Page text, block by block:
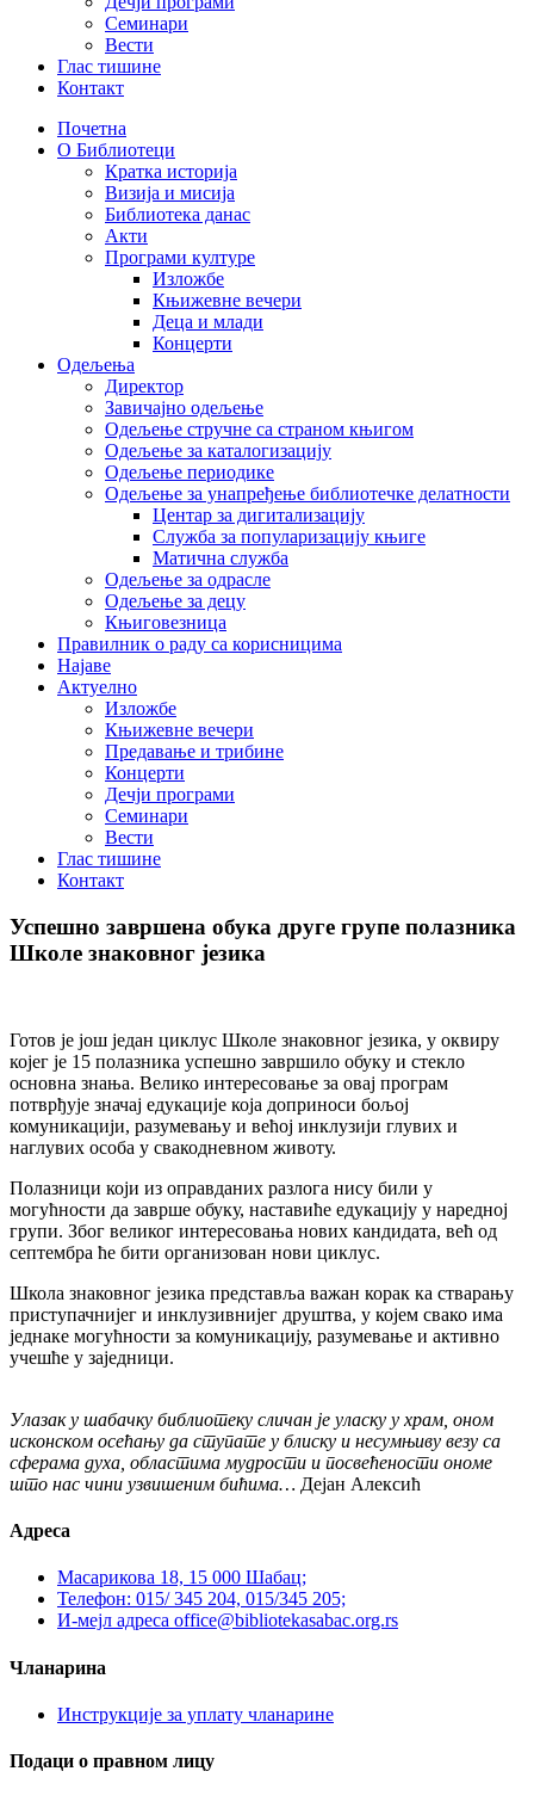
Семинари
Вести
Глас тишине
Контакт
Почетна
О Библиотеци
Кратка историја
Визија и мисија
Библиотека данас
Акти
Програми културе
Изложбе
Књижевне вечери
Деца и млади
Концерти
Одељења
Директор
Завичајно одељење
Одељење стручне са страном књигом
Одељење за каталогизацију
Одељење периодике
Одељење за унапређење библиотечке делатности
Центар за дигитализацију
Служба за популаризацију књиге
Матична служба
Одељење за одрасле
Одељење за децу
Књиговезница
Правилник о раду са корисницима
Најаве
Актуелно
Изложбе
Књижевне вечери
Предавање и трибине
Концерти
Дечји програми
Семинари
Вести
Глас тишине
Контакт
Успешно завршена обука друге групе полазника
Школе знаковног језика
Готов је још један циклус Школе знаковног језика, у оквиру
којег је 15 полазника успешно завршило обуку и стекло
основна знања. Велико интересовање за овај програм
потврђује значај едукације која доприноси бољој
комуникацији, разумевању и већој инклузији глувих и
наглувих особа у свакодневном животу.
Полазници који из оправданих разлога нису били у
могућности да заврше обуку, наставиће едукацију у наредној
групи. Због великог интересовања нових кандидата, већ од
септембра ће бити организован нови циклус.
Школа знаковног језика представља важан корак ка стварању
приступачнијег и инклузивнијег друштва, у којем свако има
једнаке могућности за комуникацију, разумевање и активно
учешће у заједници.
Улазак у шабачку библиотеку сличан је уласку у храм, оном
исконском осећању да ступате у блиску и несумњиву везу са
сферама духа, областима мудрости и посвећености ономе
што нас чини узвишеним бићима… Дејан Алексић
Адреса
Масарикова 18, 15 000 Шабац;
Телефон: 015/ 345 204, 015/345 205;
И-мејл адреса office@bibliotekasabac.org.rs
Чланарина
Инструкције за уплату чланарине
Подаци о правном лицу